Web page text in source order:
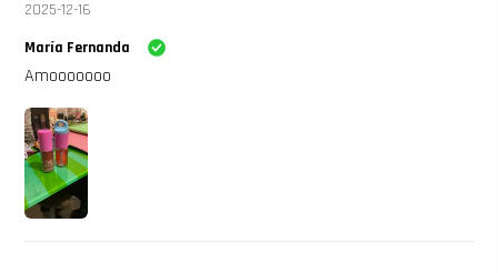
2025-12-16
María Fernanda
Amooooooo